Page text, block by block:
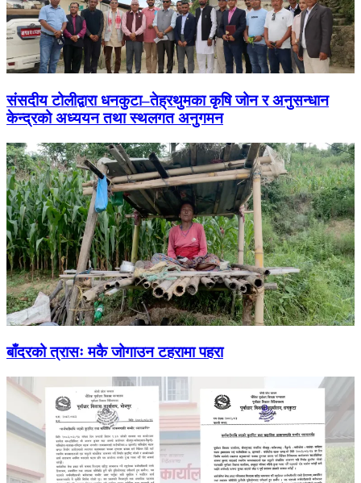
संसदीय टोलीद्वारा धनकुटा–तेह्रथुमका कृषि जोन र अनुसन्धान
केन्द्रको अध्ययन तथा स्थलगत अनुगमन
बाँदरको त्रासः मकै जोगाउन टहरामा पहरा